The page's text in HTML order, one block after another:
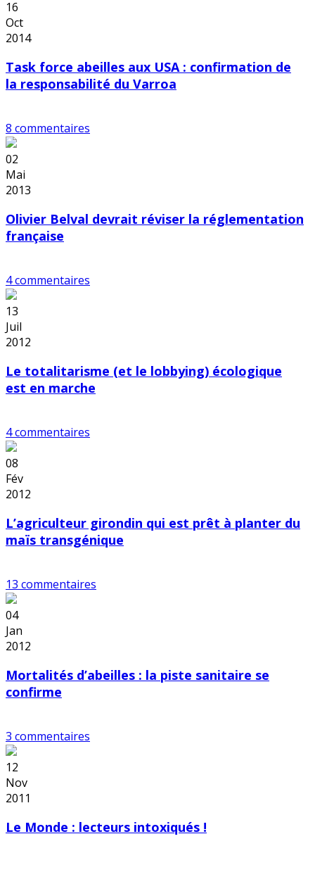
16
Oct
2014
Task force abeilles aux USA : confirmation de
la responsabilité du Varroa
8 commentaires
02
Mai
2013
Olivier Belval devrait réviser la réglementation
française
4 commentaires
13
Juil
2012
Le totalitarisme (et le lobbying) écologique
est en marche
4 commentaires
08
Fév
2012
L’agriculteur girondin qui est prêt à planter du
maïs transgénique
13 commentaires
04
Jan
2012
Mortalités d’abeilles : la piste sanitaire se
confirme
3 commentaires
12
Nov
2011
Le Monde : lecteurs intoxiqués !